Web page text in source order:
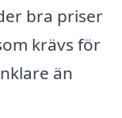
bra priser
krävs för
än